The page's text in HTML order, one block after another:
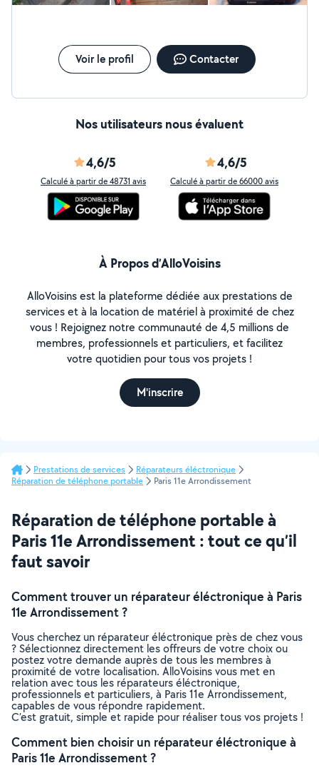
Voir le profil Contacter
Nos utilisateurs nous évaluent
4,6/5
Calculé à partir de 48731 avis
4,6/5
Calculé à partir de 66000 avis
À Propos d’AlloVoisins
AlloVoisins est la plateforme dédiée aux prestations de
services et à la location de matériel à proximité de chez
vous ! Rejoignez notre communauté de 4,5 millions de
membres, professionnels et particuliers, et facilitez
votre quotidien pour tous vos projets !
M'inscrire
Prestations de services
Réparateurs éléctronique
Réparation de téléphone portable
Paris 11e Arrondissement
Réparation de téléphone portable à
Paris 11e Arrondissement : tout ce qu’il
faut savoir
Comment trouver un réparateur éléctronique à Paris
11e Arrondissement ?
Vous cherchez un réparateur éléctronique près de chez vous
? Sélectionnez directement les offreurs de votre choix ou
postez votre demande auprès de tous les membres à
proximité de votre localisation. AlloVoisins vous met en
relation avec tous les réparateurs éléctronique,
professionnels et particuliers, à Paris 11e Arrondissement,
capables de vous répondre rapidement.
C’est gratuit, simple et rapide pour réaliser tous vos projets !
Comment bien choisir un réparateur éléctronique à
Paris 11e Arrondissement ?